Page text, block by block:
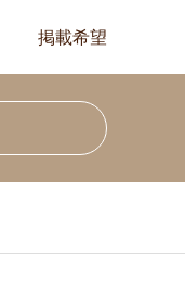
掲載希望